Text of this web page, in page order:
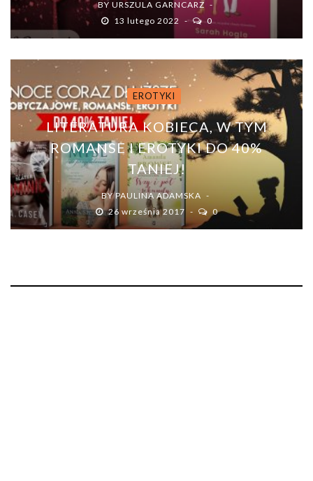
BY URSZULA GARNCARZ
13 lutego 2022
0
EROTYKI
LITERATURA KOBIECA, W TYM
ROMANSE I EROTYKI DO 40%
TANIEJ!
BYPAULINA ADAMSKA
26 września 2017
0